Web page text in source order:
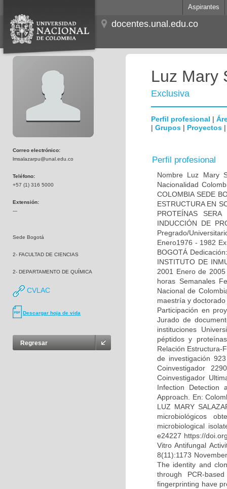
Aspirantes
docentes.unal.edu.co
Correo electrónico:
lmsalazarpu@unal.edu.co
Teléfono:
+57 (1) 316 5000
Extensión:
---
Sede Bogotá
2- FACULTAD DE CIENCIAS
2- DEPARTAMENTO DE QUÍMICA
CVLAC
Descargar hoja de vida
Regresar
Luz Mary
Exclusiva
Perfil profesional |
| Grupos | Proyectos
Perfil profesional
Nombre Luz Mary
Nacionalidad
COLOMBIA SEDE
ESTRUCTURA EN
PROTEÍNAS
INDUCCIÓN DE
Pregrado/
Enero1976 - 1982
BOGOTÁ
INSTITUTO DE
2001 Enero de
horas Semanales
Nacional de
maestría y
Participación en
Jurado de
instituciones
péptidos y
Relación Estructura-
de investigación
Coinvestigador
Coinvestigador
Infection Detection
Approach. En:
LUZ MARY
microbiológicos
microbiological
e24227 https://
Vitro Antifungal
8(11):1173
The identity and
through PCR-
fingerprinting have